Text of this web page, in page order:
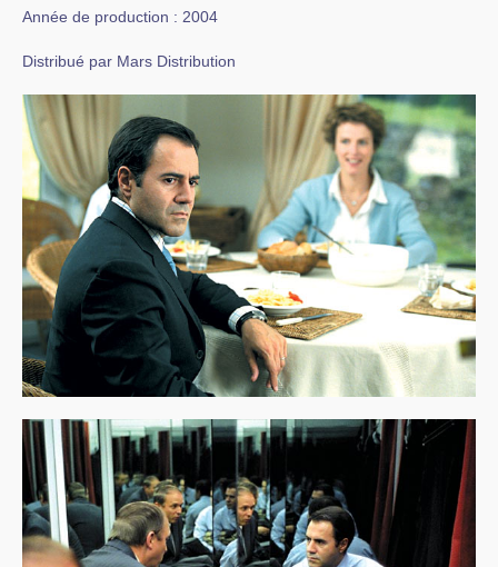
Année de production : 2004
Distribué par Mars Distribution